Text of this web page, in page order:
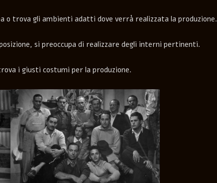
o trova gli ambienti adatti dove verrà realizzata la produzione.
si preoccupa di realizzare degli interni pertinenti.
i giusti costumi per la produzione.